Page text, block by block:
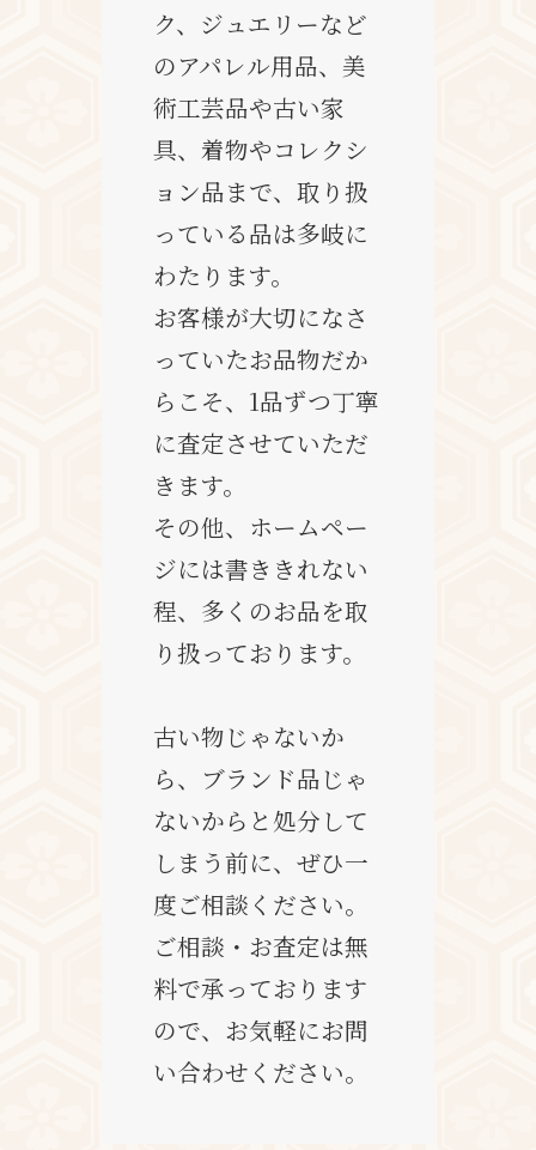
ク、ジュエリーなど
のアパレル用品、美
術工芸品や古い家
具、着物やコレクシ
ョン品まで、取り扱
っている品は多岐に
わたります。
お客様が大切になさ
っていたお品物だか
らこそ、1品ずつ丁寧
に査定させていただ
きます。
その他、ホームペー
ジには書ききれない
程、多くのお品を取
り扱っております。
古い物じゃないか
ら、ブランド品じゃ
ないからと処分して
しまう前に、ぜひ一
度ご相談ください。
ご相談・お査定は無
料で承っております
ので、お気軽にお問
い合わせください。